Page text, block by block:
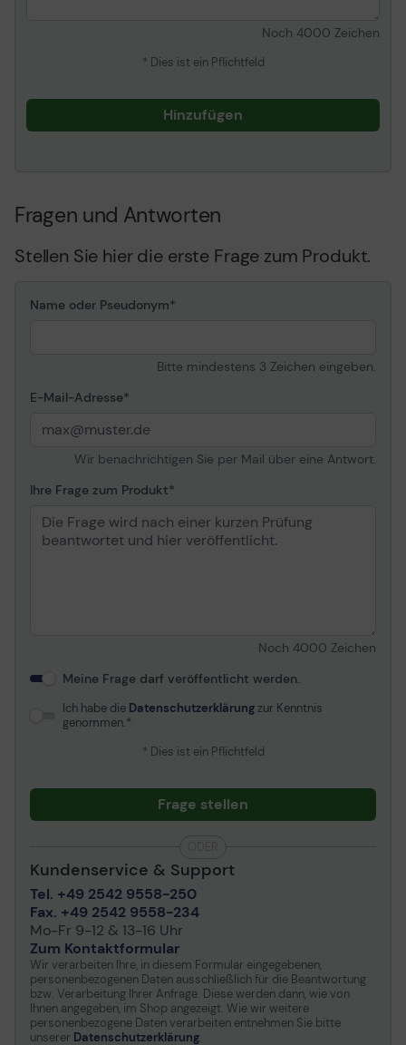
Noch 4000 Zeichen
* Dies ist ein Pflichtfeld
Hinzufügen
Fragen und Antworten
Stellen Sie hier die erste Frage zum Produkt.
Name oder Pseudonym
Bitte mindestens 3 Zeichen eingeben.
E-Mail-Adresse
Wir benachrichtigen Sie per Mail über eine Antwort.
Ihre Frage zum Produkt
Noch 4000 Zeichen
Meine Frage darf veröffentlicht werden.
Ich habe die Datenschutzerklärungzur Kenntnis
genommen.
* Dies ist ein Pflichtfeld
Frage stellen
Kundenservice & Support
Tel. +49 2542 9558-250
Fax. +49 2542 9558-234
Mo-Fr 9-12 & 13-16 Uhr
Zum Kontaktformular
Wir verarbeiten Ihre, in diesem Formular eingegebenen,
personenbezogenen Daten ausschließlich für die Beantwortung
bzw. Verarbeitung Ihrer Anfrage. Diese werden dann, wie von
Ihnen angegeben, im Shop angezeigt. Wie wir weitere
personenbezogene Daten verarbeiten entnehmen Sie bitte
unserer Datenschutzerklärung.